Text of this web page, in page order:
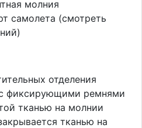
молния
самолета (смотреть
отделения
фиксирующими ремнями
тканью на молнии
тканью на